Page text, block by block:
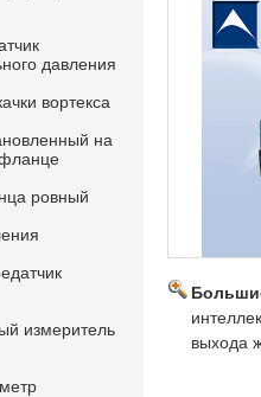
давления
вортекса
на
ровный
измеритель
выхода